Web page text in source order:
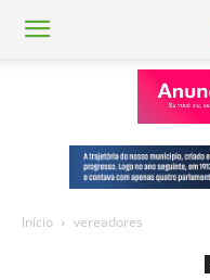
Início vereadores